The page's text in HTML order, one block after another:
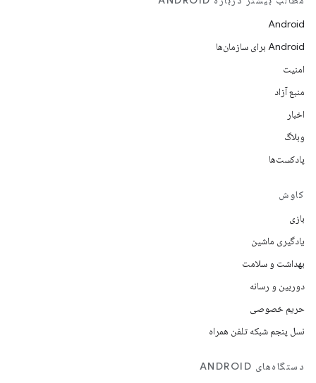
Android
Android برای سازمان‌ها
امنیت
منبع آزاد
اخبار
وبلاگ
پادکست‌ها
کاوش
بازی
یادگیری ماشین
بهداشت و سلامت
دوربین و رسانه
حریم خصوصی
نسل پنجم شبکه تلفن همراه
دستگاه‌های ANDROID